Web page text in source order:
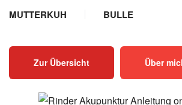
MUTTERKUH
BULLE
Zur Übersicht Über